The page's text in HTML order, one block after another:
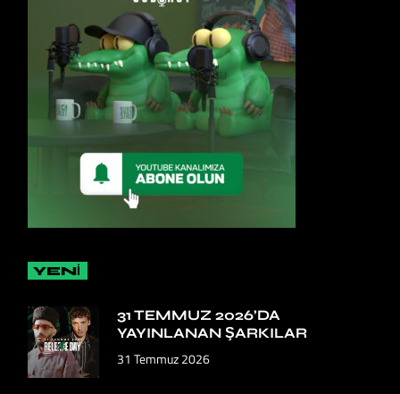
YENİ
31 TEMMUZ 2026’DA
YAYINLANAN ŞARKILAR
31 Temmuz 2026